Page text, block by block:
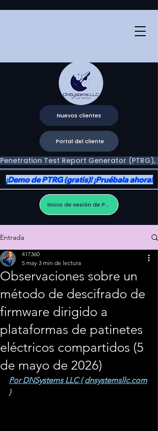
Nuevos clientes
Portal del cliente
¡Demo de PTRG (gratis)! ¡Pruébala ahora!
Penetration Test Report Generator
Inicio de sesión de PTRG
Entrada
Observaciones sobre un
método de descifrado de
firmware dirigido a
plataformas de patinetes
eléctricos compartidos (5
de mayo de 2026)
417360
5 may 3 min de lectura
Por DNSystems LLC ( dnsystemsllc.com
)